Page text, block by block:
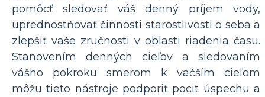
pomôcť sledovať váš denný príjem vody,
uprednostňovať činnosti starostlivosti o seba a
zlepšiť vaše zručnosti v oblasti riadenia času.
Stanovením denných cieľov a sledovaním
vášho pokroku smerom k väčším cieľom
môžu tieto nástroje podporiť pocit úspechu a